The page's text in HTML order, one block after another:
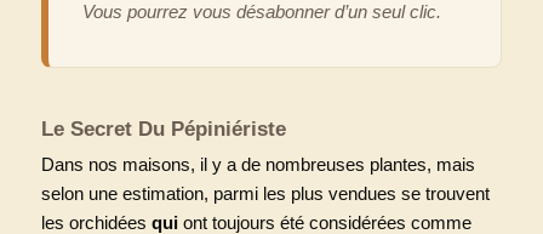
Vous pourrez vous désabonner d’un seul clic.
Le Secret Du Pépiniériste
Dans nos maisons, il y a de nombreuses plantes, mais
selon une estimation, parmi les plus vendues se trouvent
les orchidéesqui ont toujours été considérées comme